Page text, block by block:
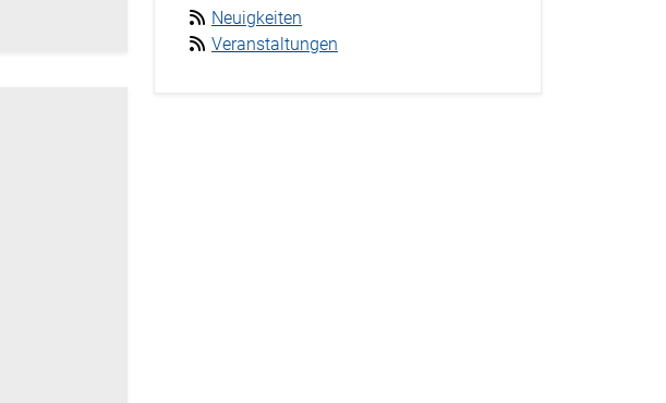
Neuigkeiten
Veranstaltungen